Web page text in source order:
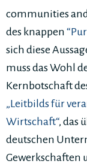
communities and
des knappen
sich diese
muss das Wohl
Kernbotschaft
„Leitbilds für
Wirtschaft“, das
deutschen
Gewerkschaften